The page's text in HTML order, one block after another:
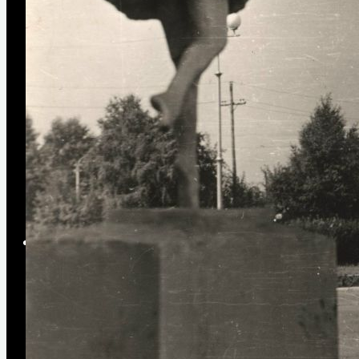
VIII Назаровский кинофорум
IX Назаровский кинофорум
X Назаровский кинофорум
XI Назаровский кинофорум
XII Назаровский кинофорум
XIII Назаровский кинофорум
XIV Назаровский кинофорум
Видеоэкскурсия по залу М. А. Ладыниной
Краеведение
История музея
История Назарово